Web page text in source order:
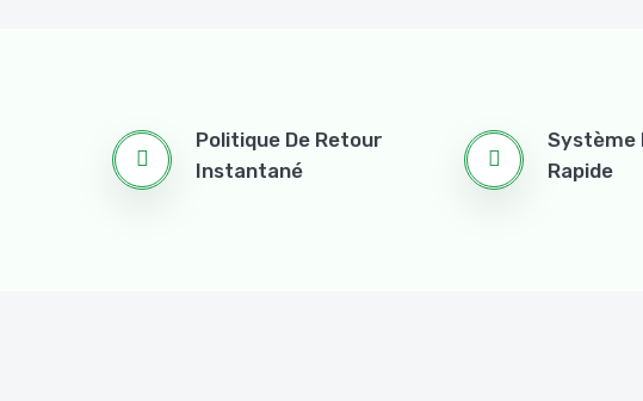
Politique De Retour
Instantané
Système
Rapide